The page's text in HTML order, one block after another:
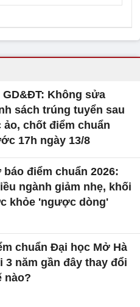
GD&ĐT: Không sửa
sách trúng tuyển sau
ảo, chốt điểm chuẩn
17h ngày 13/8
báo điểm chuẩn 2026:
ngành giảm nhẹ, khối
khỏe 'ngược dòng'
chuẩn Đại học Mở Hà
3 năm gần đây thay đổi
nào?